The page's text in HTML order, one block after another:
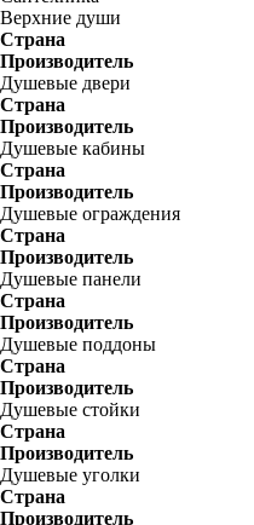
Верхние души
Страна
Производитель
Душевые двери
Страна
Производитель
Душевые кабины
Страна
Производитель
Душевые ограждения
Страна
Производитель
Душевые панели
Страна
Производитель
Душевые поддоны
Страна
Производитель
Душевые стойки
Страна
Производитель
Душевые уголки
Страна
Производитель